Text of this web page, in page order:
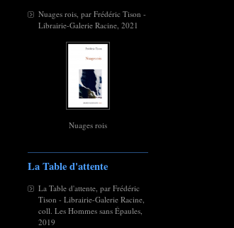
Nuages rois, par Frédéric Tison -
Librairie-Galerie Racine, 2021
Nuages rois
La Table d'attente
La Table d'attente, par Frédéric
Tison - Librairie-Galerie Racine,
coll. Les Hommes sans Épaules,
2019